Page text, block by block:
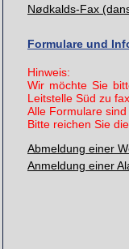
Nødkalds-Fax
Formulare und
Hinweis:
Wir möchte Sie
Leitstelle Süd zu
Alle Formulare
Bitte reichen Sie
Abmeldung einer
Anmeldung einer